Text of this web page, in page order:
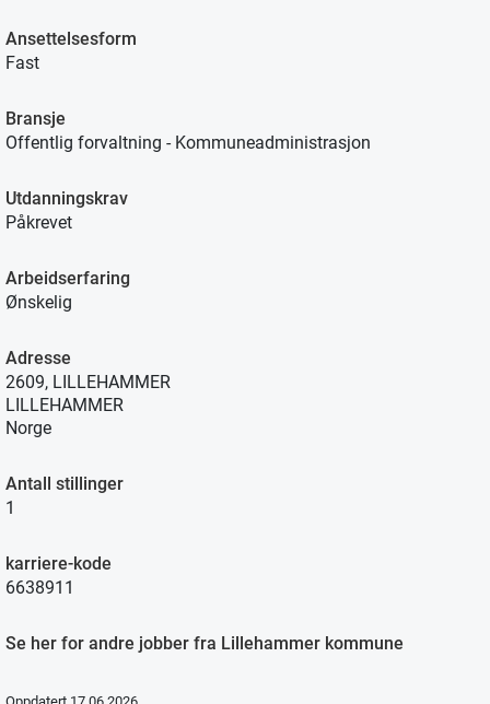
Ansettelsesform
Fast
Bransje
Offentlig forvaltning - Kommuneadministrasjon
Utdanningskrav
Påkrevet
Arbeidserfaring
Ønskelig
Adresse
2609, LILLEHAMMER
LILLEHAMMER
Norge
Antall stillinger
1
karriere-kode
6638911
Se her for andre jobber fra Lillehammer kommune